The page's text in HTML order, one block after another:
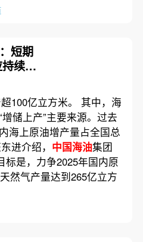
短期
续加
100亿立方米。 其中，海
储上产”主要来源。过去
海上原油增产量占全国总
进介绍， 中国海油集团
标是，力争2025年国内原
然气产量达到265亿立方